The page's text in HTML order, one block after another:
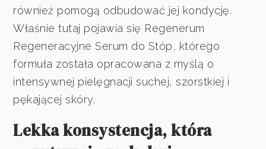
również pomogą odbudować jej kondycję.
Właśnie tutaj pojawia się Regenerum
Regeneracyjne Serum do Stóp, którego
formuła została opracowana z myślą o
intensywnej pielęgnacji suchej, szorstkiej i
pękającej skóry.
Lekka konsystencja, która